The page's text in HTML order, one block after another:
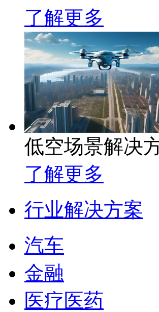
了解更多
低空场景解决
了解更多
行业解决方案
汽车
金融
医疗医药